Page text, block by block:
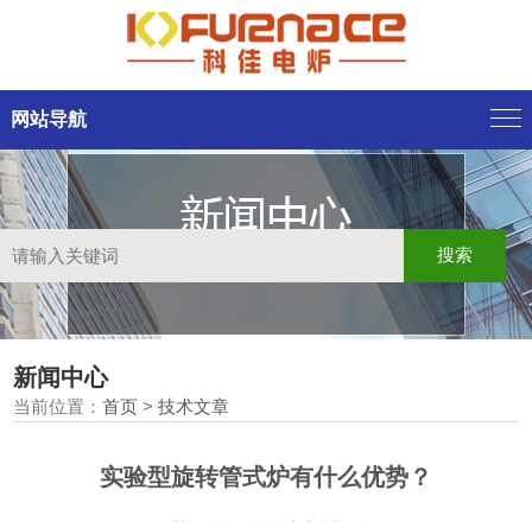
网站导航
新闻中心
当前位置：首页 >技术文章
实验型旋转管式炉有什么优势？